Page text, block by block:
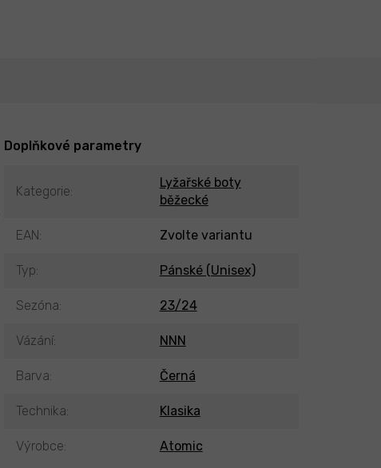
Doplňkové parametry
Kategorie:
Lyžařské boty
běžecké
EAN: Zvolte variantu
Typ: Pánské (Unisex)
Sezóna: 23/24
Vázání: NNN
Barva: Černá
Technika: Klasika
Výrobce: Atomic